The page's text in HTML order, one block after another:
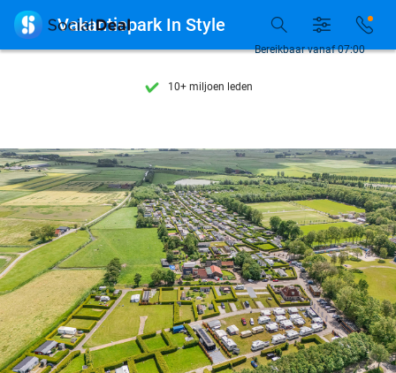
7 dagen per week beschikbaar
10+ miljoen leden
7 dagen per week beschikbaar
10+ miljoen leden
Bereikbaar vanaf 07:00
 Vakantiepark In Style